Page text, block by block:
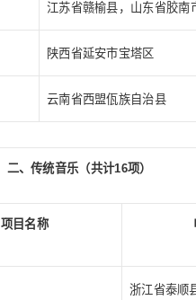
江苏省赣榆县，山东省胶南
陕西省延安市宝塔区
云南省西盟佤族自治县
二、传统音乐（共计16项）
项目名称
浙江省泰顺